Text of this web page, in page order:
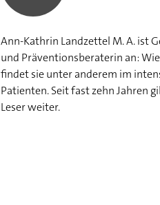
Ann-Kathrin Landzettel M. A. ist
und Präventionsberaterin an:
findet sie unter anderem im
Patienten. Seit fast zehn Jahren
Leser weiter.